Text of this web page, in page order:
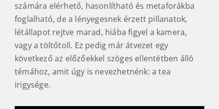
számára elérhető, hasonlítható és metaforákba
foglalható, de a lényegesnek érzett pillanatok,
létállapot rejtve marad, hiába figyel a kamera,
vagy a töltőtoll. Ez pedig már átvezet egy
következő az előzőekkel szöges ellentétben álló
témához, amit úgy is nevezhetnénk: a tea
irigysége.